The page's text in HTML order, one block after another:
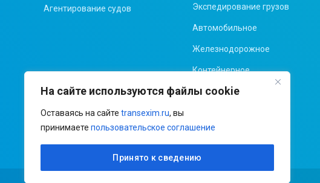
На сайте используются файлы cookie
Оставаясь на сайте transexim.ru, вы
принимаете пользовательское соглашение
Принято к сведению
Агентирование судов Экспедирование грузов
Автомобильное
Железнодорожное
Контейнерное
Морское